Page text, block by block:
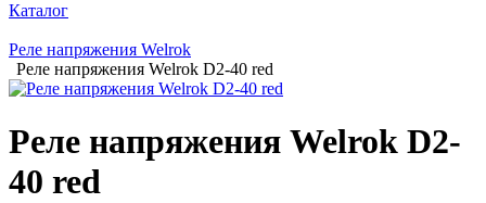
Каталог
Реле напряжения Welrok
Реле напряжения Welrok D2-40 red
Реле напряжения Welrok D2-
40 red